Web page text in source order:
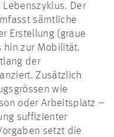
Der
sämtliche
Erstellung (graue
hin zur Mobilität.
der
Zusätzlich
wie
oder Arbeitsplatz –
suffizienter
setzt die